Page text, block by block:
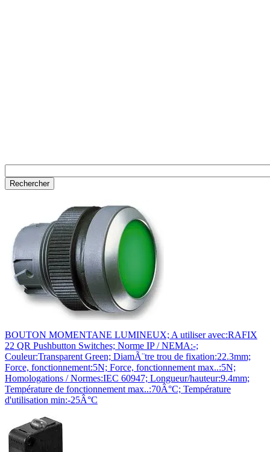
BOUTON MOMENTANE LUMINEUX; A utiliser avec:RAFIX
22 QR Pushbutton Switches; Norme IP / NEMA:-;
Couleur:Transparent Green; DiamÃ¨tre trou de fixation:22.3mm;
Force, fonctionnement:5N; Force, fonctionnement max..:5N;
Homologations / Normes:IEC 60947; Longueur/hauteur:9.4mm;
Température de fonctionnement max..:70Â°C; Température
d'utilisation min:-25Â°C